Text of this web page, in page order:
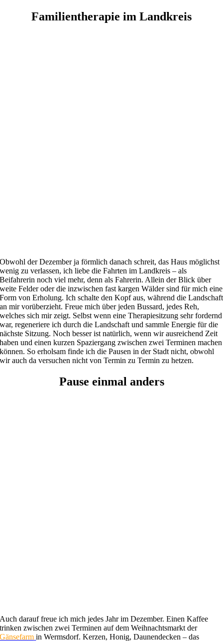
Familientherapie im Landkreis
Obwohl der Dezember ja förmlich danach schreit, das Haus möglichst
wenig zu verlassen, ich liebe die Fahrten im Landkreis – als
Beifahrerin noch viel mehr, denn als Fahrerin. Allein der Blick über
weite Felder oder die inzwischen fast kargen Wälder sind für mich eine
Form von Erholung. Ich schalte den Kopf aus, während die Landschaft
an mir vorüberzieht. Freue mich über jeden Bussard, jedes Reh,
welches sich mir zeigt. Selbst wenn eine Therapiesitzung sehr fordernd
war, regeneriere ich durch die Landschaft und sammle Energie für die
nächste Sitzung. Noch besser ist natürlich, wenn wir ausreichend Zeit
haben und einen kurzen Spaziergang zwischen zwei Terminen machen
können. So erholsam finde ich die Pausen in der Stadt nicht, obwohl
wir auch da versuchen nicht von Termin zu Termin zu hetzen.
Pause einmal anders
Auch darauf freue ich mich jedes Jahr im Dezember. Einen Kaffee
trinken zwischen zwei Terminen auf dem Weihnachtsmarkt der
Gänsefarm in Wermsdorf. Kerzen, Honig, Daunendecken – das